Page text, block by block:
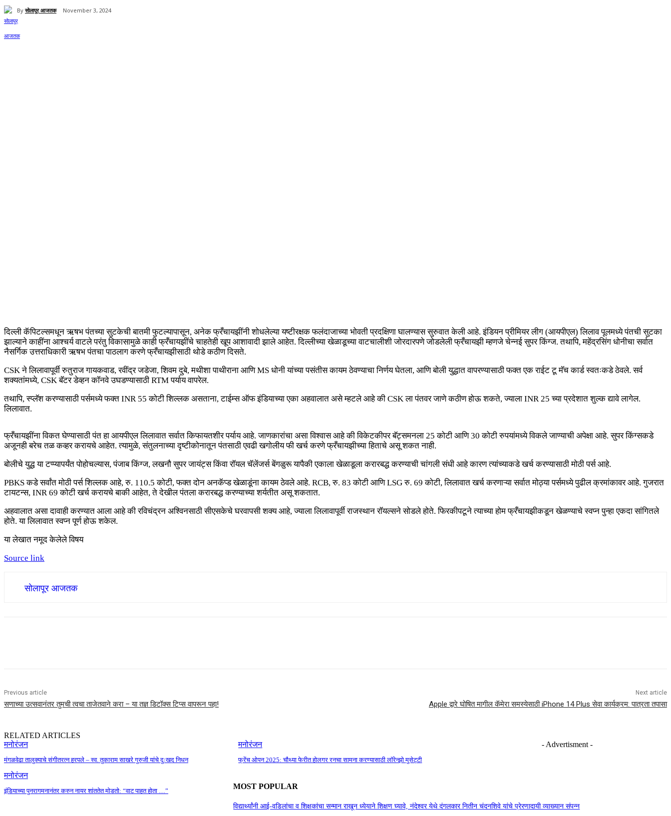
By सोलापूर आजतक November 3, 2024
दिल्ली कॅपिटल्समधून ऋषभ पंतच्या सुटकेची बातमी फुटल्यापासून, अनेक फ्रँचायझींनी शोधलेल्या यष्टीरक्षक फलंदाजाच्या भोवती प्रदक्षिणा घालण्यास सुरुवात केली आहे. इंडियन प्रीमियर लीग (आयपीएल) लिलाव पूलमध्ये पंतची सुटका
झाल्याने काहींना आश्चर्य वाटले परंतु विकासामुळे काही फ्रँचायझींचे चाहतेही खूप आशावादी झाले आहेत. दिल्लीच्या खेळाडूच्या वाटचालीशी जोरदारपणे जोडलेली फ्रँचायझी म्हणजे चेन्नई सुपर किंग्ज. तथापि, महेंद्रसिंग धोनीचा सर्वात
नैसर्गिक उत्तराधिकारी ऋषभ पंतचा पाठलाग करणे फ्रँचायझीसाठी थोडे कठीण दिसते.
CSK ने लिलावापूर्वी रुतुराज गायकवाड, रवींद्र जडेजा, शिवम दुबे, मथीशा पाथीराना आणि MS धोनी यांच्या पसंतीस कायम ठेवण्याचा निर्णय घेतला, आणि बोली युद्धात वापरण्यासाठी फक्त एक राईट टू मॅच कार्ड स्वतःकडे ठेवले. सर्व
शक्यतांमध्ये, CSK बॅटर डेव्हन कॉनवे उघडण्यासाठी RTM पर्याय वापरेल.
तथापि, स्प्लॅश करण्यासाठी पर्समध्ये फक्त INR 55 कोटी शिल्लक असताना, टाईम्स ऑफ इंडियाच्या एका अहवालात असे म्हटले आहे की CSK ला पंतवर जाणे कठीण होऊ शकते, ज्याला INR 25 च्या प्रदेशात शुल्क द्यावे लागेल.
लिलावात.
फ्रँचायझींना विकत घेण्यासाठी पंत हा आयपीएल लिलावात सर्वात किफायतशीर पर्याय आहे. जाणकारांचा असा विश्वास आहे की विकेटकीपर बॅट्समनला 25 कोटी आणि 30 कोटी रुपयांमध्ये विकले जाण्याची अपेक्षा आहे. सुपर किंग्सकडे
अजूनही बरेच तळ कव्हर करायचे आहेत. त्यामुळे, संतुलनाच्या दृष्टीकोनातून पंतसाठी एवढी खगोलीय फी खर्च करणे फ्रँचायझीच्या हिताचे असू शकत नाही.
बोलीचे युद्ध या टप्प्यापर्यंत पोहोचल्यास, पंजाब किंग्ज, लखनौ सुपर जायंट्स किंवा रॉयल चॅलेंजर्स बेंगळुरू यापैकी एकाला खेळाडूला करारबद्ध करण्याची चांगली संधी आहे कारण त्यांच्याकडे खर्च करण्यासाठी मोठी पर्स आहे.
PBKS कडे सर्वांत मोठी पर्स शिल्लक आहे, रु. 110.5 कोटी, फक्त दोन अनकॅप्ड खेळाडूंना कायम ठेवले आहे. RCB, रु. 83 कोटी आणि LSG रु. 69 कोटी, लिलावात खर्च करणाऱ्या सर्वात मोठ्या पर्समध्ये पुढील क्रमांकावर आहे. गुजरात
टायटन्स, INR 69 कोटी खर्च करायचे बाकी आहेत, ते देखील पंतला करारबद्ध करण्याच्या शर्यतीत असू शकतात.
अहवालात असा दावाही करण्यात आला आहे की रविचंद्रन अश्विनसाठी सीएसकेचे घरवापसी शक्य आहे, ज्याला लिलावापूर्वी राजस्थान रॉयल्सने सोडले होते. फिरकीपटूने त्याच्या होम फ्रँचायझीकडून खेळण्याचे स्वप्न पुन्हा एकदा सांगितले
होते. या लिलावात स्वप्न पूर्ण होऊ शकेल.
या लेखात नमूद केलेले विषय
Source link
सोलापूर आजतक
Previous article
सणाच्या उत्सवानंतर तुमची त्वचा ताजेतवाने करा – या तज्ञ डिटॉक्स टिप्स वापरून पहा!
Next article
Apple द्वारे घोषित मागील कॅमेरा समस्येसाठी iPhone 14 Plus सेवा कार्यक्रम: पात्रता तपासा
RELATED ARTICLES
मनोरंजन
मंगळवेढा तालुक्याचे संगीतरत्न हरपले – स्व. तुकाराम साखरे गुरुजी यांचे दुःखद निधन
मनोरंजन
फ्रेंच ओपन 2025: चौथ्या फेरीत होलगर रनचा सामना करण्यासाठी लॉरेन्झो मुसेट्टी
मनोरंजन
इंडियाच्या पुनरागमनानंतर करुन नायर शांततेत मोडतो: “वाट पाहत होता …”
- Advertisment -
MOST POPULAR
विद्यार्थ्यांनी आई-वडिलांचा व शिक्षकांचा सन्मान राखून ध्येयाने शिक्षण घ्यावे, नंदेश्वर येथे दंगलकार नितीन चंदनशिवे यांचे प्रेरणादायी व्याख्यान संपन्न